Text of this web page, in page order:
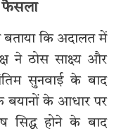
फैसला
बताया कि अदालत में
ने ठोस साक्ष्य और
सुनवाई के बाद
बयानों के आधार पर
सिद्ध होने के बाद